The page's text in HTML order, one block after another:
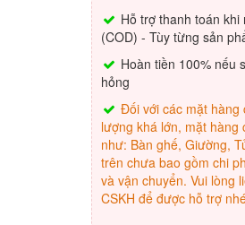
Hỗ trợ thanh toán khi
(COD) - Tùy từng sản
Hoàn tiền 100% nếu
hỏng
Đối với các mặt hàng
lượng khá lớn, mặt hàng
như: Bàn ghế, Giường,
trên chưa bao gồm chi
và vận chuyển. Vui lòng
CSKH để được hỗ trợ